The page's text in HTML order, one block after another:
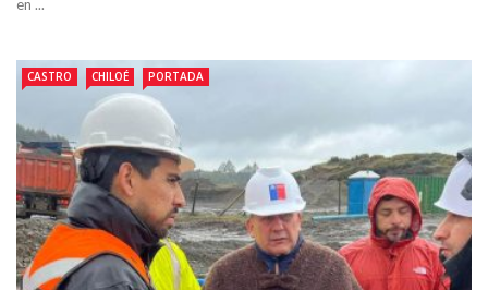
en ...
CASTRO CHILOÉ PORTADA